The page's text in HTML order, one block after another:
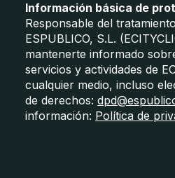
Información básica de
Responsable del
ESPUBLICO, S.L.
mantenerte informado
servicios y actividades de
cualquier medio, incluso
de derechos:
información: Política de